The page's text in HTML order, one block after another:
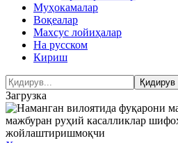
Муҳокамалар
Воқеалар
Махсус лойиҳалар
На русском
Кириш
Загрузка